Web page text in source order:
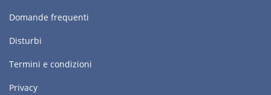
Domande frequenti
Disturbi
Termini e condizioni
Privacy